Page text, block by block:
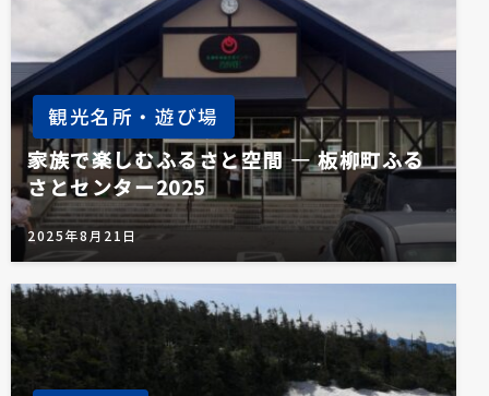
ン
観光名所・遊び場
家族で楽しむふるさと空間 ― 板柳町ふる
さとセンター2025
2025年8月21日